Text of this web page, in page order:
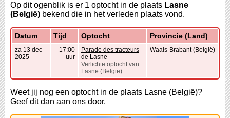
Op dit ogenblik is er 1 optocht in de plaats Lasne
(België) bekend die in het verleden plaats vond.
Datum Tijd Optocht Provincie (Land)
za 13 dec
2025
17:00
uur
Parade des tracteurs
de Lasne
Verlichte optocht van
Lasne (België)
Waals-Brabant (België)
Weet jij nog een optocht in de plaats Lasne (België)?
Geef dit dan aan ons door.